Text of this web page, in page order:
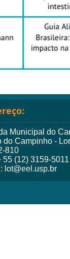
Municipal do
do Campinho -
810
55 (12) 3159-5011
lot@eel.usp.br